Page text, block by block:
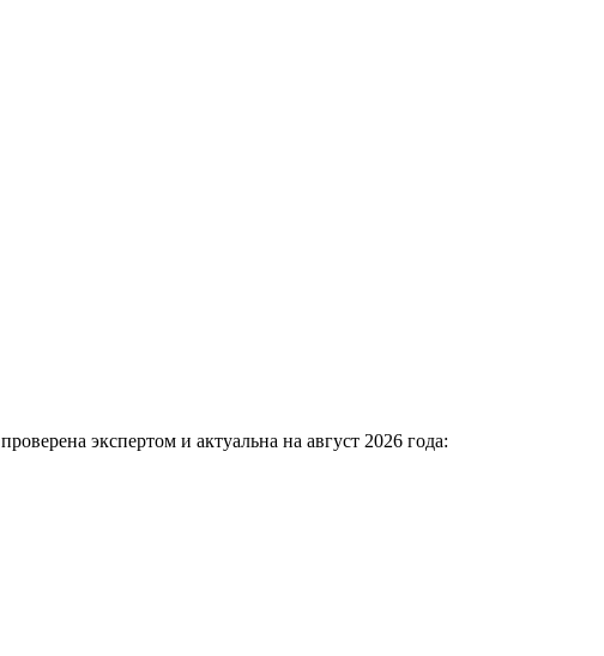
проверена экспертом и актуальна на август 2026 года: